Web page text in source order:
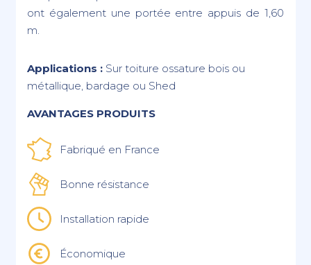
ont également une portée entre appuis de 1,60
m.
Applications : Sur toiture ossature bois ou
métallique, bardage ou Shed
AVANTAGES PRODUITS
Fabriqué en France
Bonne résistance
Installation rapide
Économique